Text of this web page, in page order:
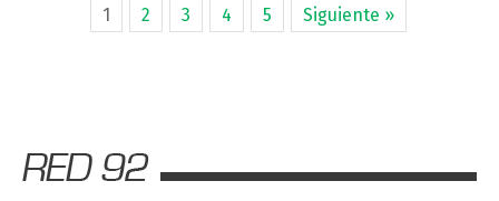
1 2 3 4 5 Siguiente »